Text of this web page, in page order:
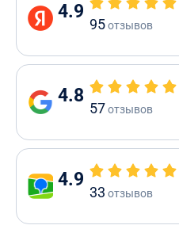
4.9
95отзывов
4.8
57отзывов
4.9
33 отзывов